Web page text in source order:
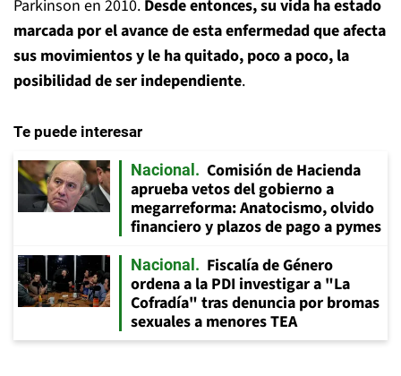
Parkinson en 2010. Desde entonces, su vida ha estado
marcada por el avance de esta enfermedad que afecta
sus movimientos y le ha quitado, poco a poco, la
posibilidad de ser independiente.
Te puede interesar
Nacional
Comisión de Hacienda
aprueba vetos del gobierno a
megarreforma: Anatocismo, olvido
financiero y plazos de pago a pymes
Nacional
Fiscalía de Género
ordena a la PDI investigar a "La
Cofradía" tras denuncia por bromas
sexuales a menores TEA